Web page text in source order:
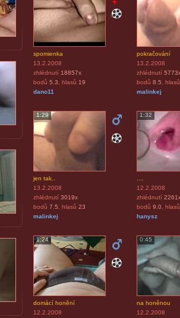
spomienka
13.2.2008
zhlédnutí 18857x
bodů 5.3 , hlasů 19
dano11
pokračování
13.2.2008
zhlédnutí
bodů 8.5 , hlasů
malinkej
1:29
jen tak..
13.2.2008
zhlédnutí 3019x
bodů 7.5 , hlasů 23
malinkej
1:32
12.2.2008
zhlédnutí
bodů 9.0, hlasů
hanysz
1:24
domácí honění
12.2.2008
0:45
na honěnou
12.2.2008